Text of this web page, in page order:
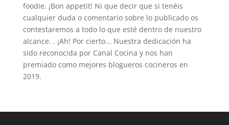
foodie. ¡Bon appetit! Ni que decir que si tenéis
cualquier duda o comentario sobre lo publicado os
contestaremos a todo lo que esté dentro de nuestro
alcance. . ¡Ah! Por cierto... Nuestra dedicación ha
sido reconocida por Canal Cocina y nos han
premiado como mejores blogueros cocineros en
2019.